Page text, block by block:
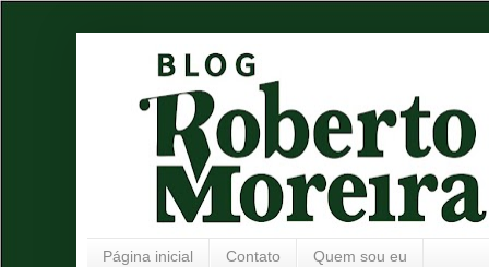
Página inicial Contato Quem sou eu